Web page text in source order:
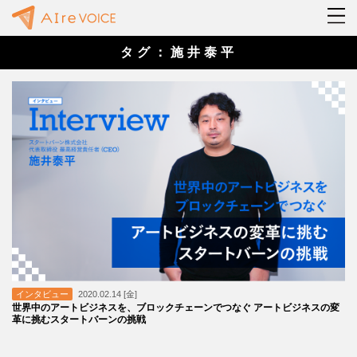
タグ：施井泰平
インタビュー 2020.02.14 [金]
世界中のアートビジネスを、ブロックチェーンでつなぐ アートビジネスの変
革に挑むスタートバーンの挑戦